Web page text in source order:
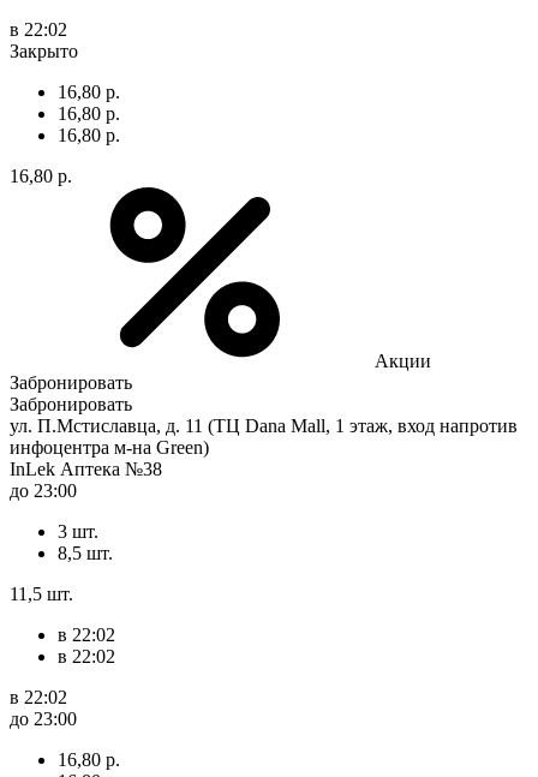
в 22:02
Закрыто
16,80 р.
16,80 р.
16,80 р.
16,80 р.
Акции
Забронировать
Забронировать
ул. П.Мстиславца, д. 11 (ТЦ Dana Mall, 1 этаж, вход напротив
инфоцентра м-на Green)
InLek Аптека №38
до 23:00
3 шт.
8,5 шт.
11,5 шт.
в 22:02
в 22:02
в 22:02
до 23:00
16,80 р.